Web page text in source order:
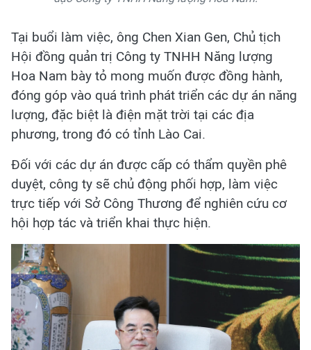
Tại buổi làm việc, ông Chen Xian Gen, Chủ tịch
Hội đồng quản trị Công ty TNHH Năng lượng
Hoa Nam bày tỏ mong muốn được đồng hành,
đóng góp vào quá trình phát triển các dự án năng
lượng, đặc biệt là điện mặt trời tại các địa
phương, trong đó có tỉnh Lào Cai.
Đối với các dự án được cấp có thẩm quyền phê
duyệt, công ty sẽ chủ động phối hợp, làm việc
trực tiếp với Sở Công Thương để nghiên cứu cơ
hội hợp tác và triển khai thực hiện.